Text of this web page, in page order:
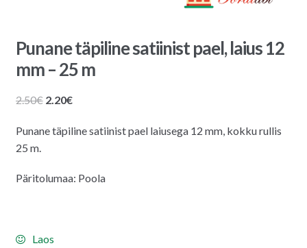
Punane täpiline satiinist pael, laius 12
mm – 25 m
2.50€ Algne
oli:
2.20€Praegune
on:
Punane täpiline satiinist pael laiusega 12 mm, kokku rullis
25 m.
Päritolumaa: Poola
Laos